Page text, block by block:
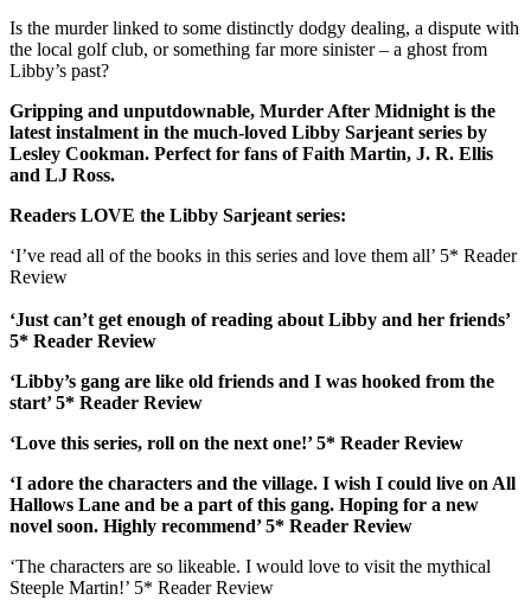
Is the murder linked to some distinctly dodgy dealing, a dispute with
the local golf club, or something far more sinister – a ghost from
Libby’s past?
Gripping and unputdownable, Murder After Midnight is the
latest instalment in the much-loved Libby Sarjeant series by
Lesley Cookman. Perfect for fans of Faith Martin, J. R. Ellis
and LJ Ross.
Readers LOVE the Libby Sarjeant series:
‘I’ve read all of the books in this series and love them all’ 5* Reader
Review
‘Just can’t get enough of reading about Libby and her friends’
5* Reader Review
‘Libby’s gang are like old friends and I was hooked from the
start’ 5* Reader Review
‘Love this series, roll on the next one!’ 5* Reader Review
‘I adore the characters and the village. I wish I could live on All
Hallows Lane and be a part of this gang. Hoping for a new
novel soon. Highly recommend’ 5* Reader Review
‘The characters are so likeable. I would love to visit the mythical
Steeple Martin!’ 5* Reader Review